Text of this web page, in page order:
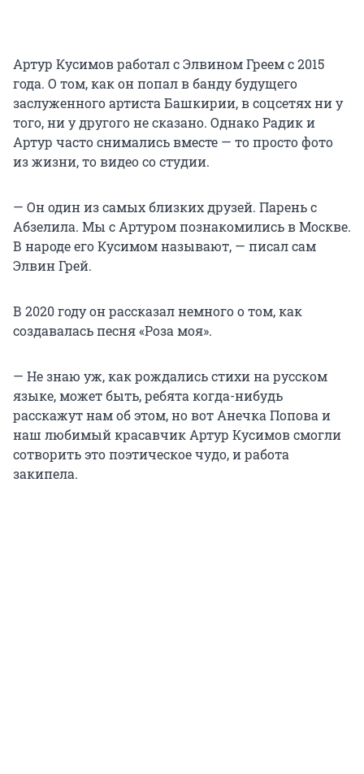
Артур Кусимов работал с Элвином Греем с 2015
года. О том, как он попал в банду будущего
заслуженного артиста Башкирии, в соцсетях ни у
того, ни у другого не сказано. Однако Радик и
Артур часто снимались вместе — то просто фото
из жизни, то видео со студии.
— Он один из самых близких друзей. Парень с
Абзелила. Мы с Артуром познакомились в Москве.
В народе его Кусимом называют, — писал сам
Элвин Грей.
В 2020 году он рассказал немного о том, как
создавалась песня «Роза моя».
— Не знаю уж, как рождались стихи на русском
языке, может быть, ребята когда-нибудь
расскажут нам об этом, но вот Анечка Попова и
наш любимый красавчик Артур Кусимов смогли
сотворить это поэтическое чудо, и работа
закипела.